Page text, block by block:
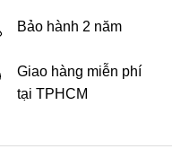
Bảo hành 2 năm
Giao hàng miễn phí
tại TPHCM